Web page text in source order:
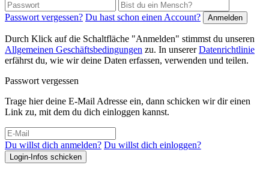
Passwort vergessen? Du hast schon einen Account?
Durch Klick auf die Schaltfläche "Anmelden" stimmst du unseren
Allgemeinen Geschäftsbedingungen zu. In unsererDatenrichtlinie
erfährst du, wie wir deine Daten erfassen, verwenden und teilen.
Passwort vergessen
Trage hier deine E-Mail Adresse ein, dann schicken wir dir einen
Link zu, mit dem du dich einloggen kannst.
Du willst dich anmelden? Du willst dich einloggen?